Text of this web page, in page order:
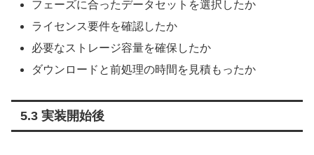
フェーズに合ったデータセットを選択したか
ライセンス要件を確認したか
必要なストレージ容量を確保したか
ダウンロードと前処理の時間を見積もったか
5.3 実装開始後